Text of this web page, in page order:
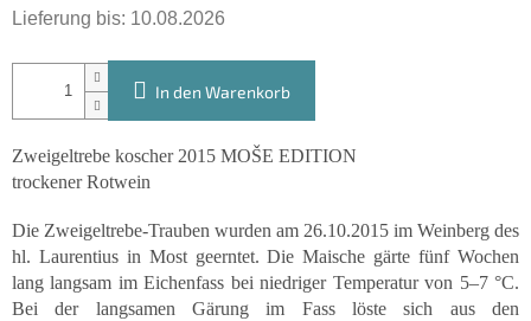
Lieferung bis: 10.08.2026
In den Warenkorb
Zweigeltrebe koscher 2015 MOŠE EDITION
trockener Rotwein
Die Zweigeltrebe-Trauben wurden am 26.10.2015 im Weinberg des
hl. Laurentius in Most geerntet. Die Maische gärte fünf Wochen
lang langsam im Eichenfass bei niedriger Temperatur von 5–7 °C.
Bei der langsamen Gärung im Fass löste sich aus den